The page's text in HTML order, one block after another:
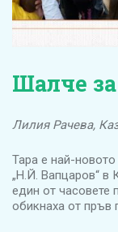
Шалче
Лилия Рачева,
Тара е най-
„Н.Й. Вапцаров“ в
един от часовете
обикнаха от пръв